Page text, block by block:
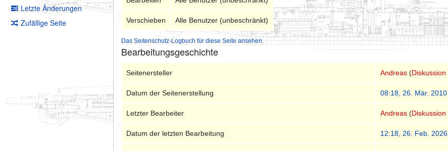
Letzte Änderungen
Zufällige Seite
Verschieben Alle Benutzer (unbeschränkt)
Das Seitenschutz-Logbuch für diese Seite ansehen.
Bearbeitungsgeschichte
Seitenersteller Andreas (Diskussion
Datum der Seitenerstellung 08:18, 26. Mär. 2010
Letzter Bearbeiter Andreas (Diskussion
Datum der letzten Bearbeitung 12:18, 26. Feb. 2026